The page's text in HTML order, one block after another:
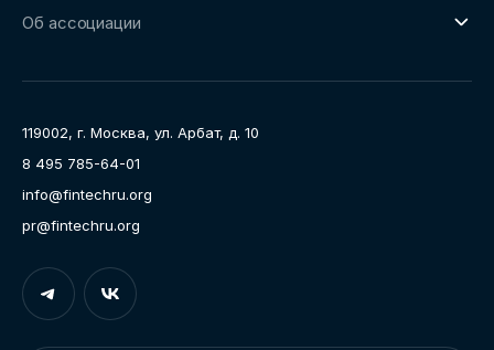
Рабочие группы
Ключевые пилоты
Направления работы
Об ассоциации
Карьера
Контакты
119002, г. Москва, ул. Арбат, д. 10
8 495 785-64-01
info@fintechru.org
pr@fintechru.org
Вход
Укажите вашу корпоративную почту. На неё мы вышлем